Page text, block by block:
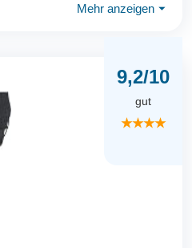
Mehr anzeigen ⏷
9,2/10
gut
★★★★